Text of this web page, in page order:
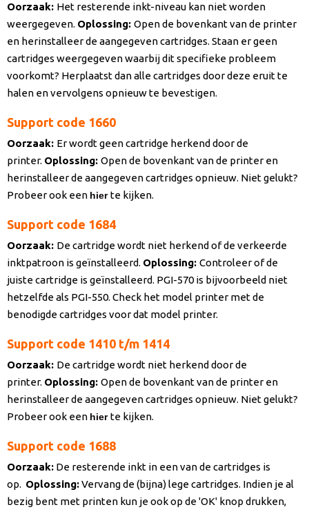
Oorzaak: Het resterende inkt-niveau kan niet worden
weergegeven. Oplossing: Open de bovenkant van de printer
en herinstalleer de aangegeven cartridges. Staan er geen
cartridges weergegeven waarbij dit specifieke probleem
voorkomt? Herplaatst dan alle cartridges door deze eruit te
halen en vervolgens opnieuw te bevestigen.
Support code 1660
Oorzaak: Er wordt geen cartridge herkend door de
printer. Oplossing: Open de bovenkant van de printer en
herinstalleer de aangegeven cartridges opnieuw. Niet gelukt?
Probeer ook een hierte kijken.
Support code 1684
Oorzaak: De cartridge wordt niet herkend of de verkeerde
inktpatroon is geïnstalleerd. Oplossing: Controleer of de
juiste cartridge is geïnstalleerd. PGI-570 is bijvoorbeeld niet
hetzelfde als PGI-550. Check het model printer met de
benodigde cartridges voor dat model printer.
Support code 1410 t/m 1414
Oorzaak: De cartridge wordt niet herkend door de
printer. Oplossing: Open de bovenkant van de printer en
herinstalleer de aangegeven cartridges opnieuw. Niet gelukt?
Probeer ook een hierte kijken.
Support code 1688
Oorzaak: De resterende inkt in een van de cartridges is
op. Oplossing:Vervang de (bijna) lege cartridges. Indien je al
bezig bent met printen kun je ook op de 'OK' knop drukken,